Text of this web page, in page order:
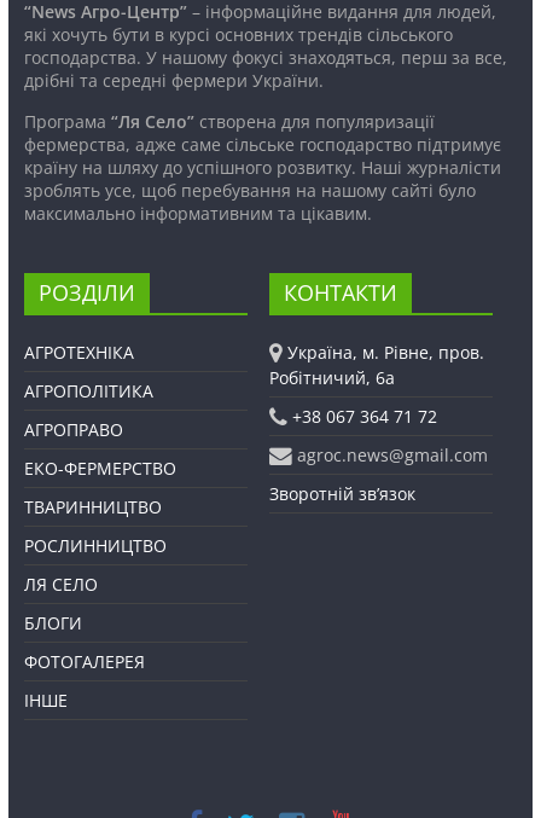
“News Агро-Центр”– інформаційне видання для людей,
які хочуть бути в курсі основних трендів сільського
господарства. У нашому фокусі знаходяться, перш за все,
дрібні та середні фермери України.
Програма “Ля Село”створена для популяризації
фермерства, адже саме сільське господарство підтримує
країну на шляху до успішного розвитку. Наші журналісти
зроблять усе, щоб перебування на нашому сайті було
максимально інформативним та цікавим.
РОЗДІЛИ
АГРОТЕХНІКА
АГРОПОЛІТИКА
АГРОПРАВО
ЕКО-ФЕРМЕРСТВО
ТВАРИННИЦТВО
РОСЛИННИЦТВО
ЛЯ СЕЛО
БЛОГИ
ФОТОГАЛЕРЕЯ
ІНШЕ
КОНТАКТИ
Україна, м. Рівне, пров.
Робітничий, 6а
+38 067 364 71 72
agroc.news@gmail.com
Зворотній зв’язок